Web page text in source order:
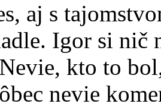
aj s
Igor si nič
kto to
nevie